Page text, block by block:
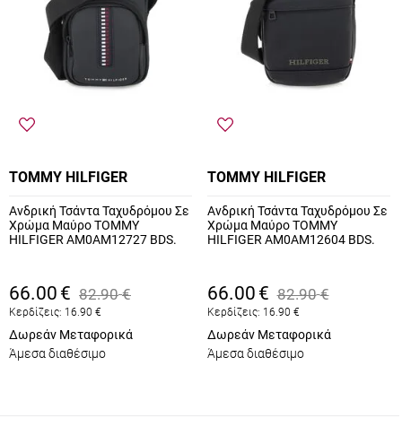
TOMMY HILFIGER
Ανδρική Τσάντα Ταχυδρόμου Σε
Χρώμα Μαύρο TOMMY
HILFIGER AM0AM12727 BDS.
66.00 € 82.90 €
Κερδίζεις: 16.90 €
Δωρεάν Μεταφορικά
Άμεσα διαθέσιμο
TOMMY HILFIGER
Ανδρική Τσάντα Ταχυδρόμου Σε
Χρώμα Μαύρο TOMMY
HILFIGER AM0AM12604 BDS.
66.00 € 82.90 €
Κερδίζεις: 16.90 €
Δωρεάν Μεταφορικά
Άμεσα διαθέσιμο